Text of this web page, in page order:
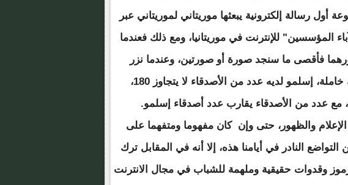
أول رسالة إلكترونية يبعثها موريتاني لموريتاني عبر
المؤسسين" للإنترنت في موريتانيا، ومع ذلك فعندما
فأقصى ما سنجد صورة أو صورتين، وعندما نزر
حساباتهم في فيسبوك فستجدها شبه خاملة، إسلمو لديه عدد من الأصدقاء لا يتجاوز 180،
مع عدد من الأصدقاء يقارب عدد أصدقاء إسلمو.
والظهور، حتى وإن كان مفهوما ومتفهما على
النادر في أيامنا هذه، إلا أنه في المقابل ترك
وقدوات حقيقية وملهمة للشباب في مجال الانترنت